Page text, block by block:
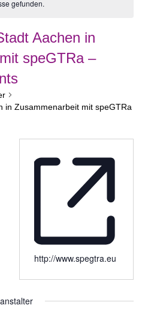
gefunden.
Aachen in
speGTRa –
in Zusammenarbeit mit speGTRa
http://www.spegtra.eu